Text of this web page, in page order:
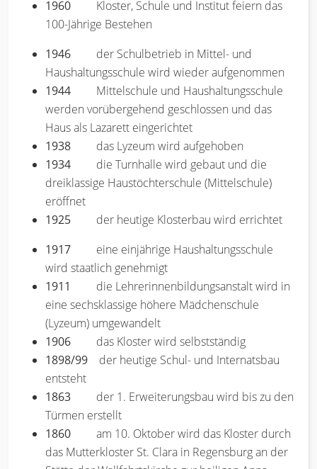
1960 Kloster, Schule und Institut feiern das
100-Jährige Bestehen
1946 der Schulbetrieb in Mittel- und
Haushaltungsschule wird wieder aufgenommen
1944 Mittelschule und Haushaltungsschule
werden vorübergehend geschlossen und das
Haus als Lazarett eingerichtet
1938 das Lyzeum wird aufgehoben
1934 die Turnhalle wird gebaut und die
dreiklassige Haustöchterschule (Mittelschule)
eröffnet
1925 der heutige Klosterbau wird errichtet
1917 eine einjährige Haushaltungsschule
wird staatlich genehmigt
1911 die Lehrerinnenbildungsanstalt wird in
eine sechsklassige höhere Mädchenschule
(Lyzeum) umgewandelt
1906 das Kloster wird selbstständig
1898/99 der heutige Schul- und Internatsbau
entsteht
1863 der 1. Erweiterungsbau wird bis zu den
Türmen erstellt
1860
am 10. Oktober wird das Kloster durch
das Mutterkloster St. Clara in Regensburg an der